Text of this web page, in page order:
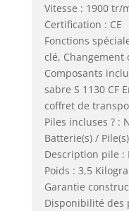
Vitesse : 1900 tr/
Certification : CE
Fonctions
clé, Changement
Composants
sabre S 1130 CF
coffret de
Piles incluses ? :
Batterie(s) /
Description pile :
Poids : 3,5
Garantie
Disponibilité des